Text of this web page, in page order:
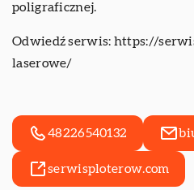
poligraficznej.
Odwiedź serwis: https://
laserowe/
48226540132
serwisploterow.com